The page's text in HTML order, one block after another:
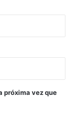
próxima vez que